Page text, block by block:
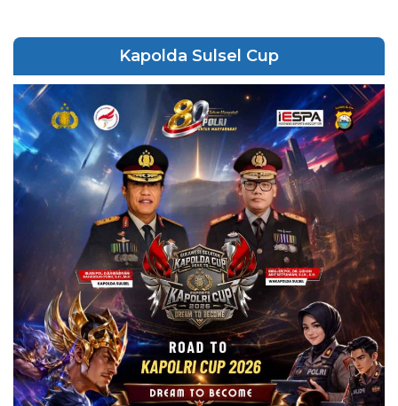
Kapolda Sulsel Cup